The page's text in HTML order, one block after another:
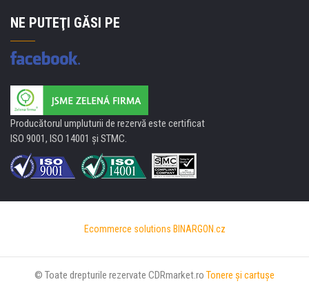
NE PUTEŢI GĂSI PE
Producătorul umpluturii de rezervă este certificat
ISO 9001, ISO 14001 şi STMC.
Ecommerce solutions BINARGON.cz
© Toate drepturile rezervate CDRmarket.ro Tonere şi cartuşe